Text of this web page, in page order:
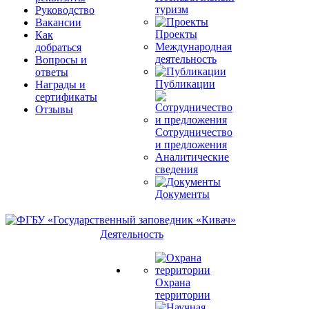
Руководство
Вакансии
Как
добраться
Вопросы и
ответы
Награды и
сертификаты
Отзывы
туризм
Проекты
Международная
деятельность
Публикации
Сотрудничество
и предложения
Аналитические
сведения
Документы
Деятельность
Охрана
территории